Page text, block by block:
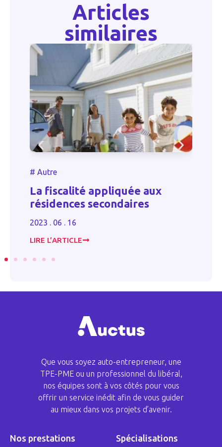
Articles
similaires
# Autre
La fiscalité appliquée aux
résidences secondaires
2023 . 06 . 16
LIRE L’ARTICLE
Que vous soyez auto-entrepreneur, une
TPE-PME ou un professionnel du libéral,
nos équipes sont à vos côtés pour vous
offrir un service inédit afin de vous guider
au mieux dans vos projets d’avenir.
Nos prestations Spécialisations